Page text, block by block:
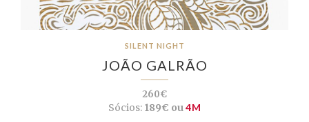
SILENT NIGHT
JOÃO GALRÃO
260€
Sócios:189€ ou4M